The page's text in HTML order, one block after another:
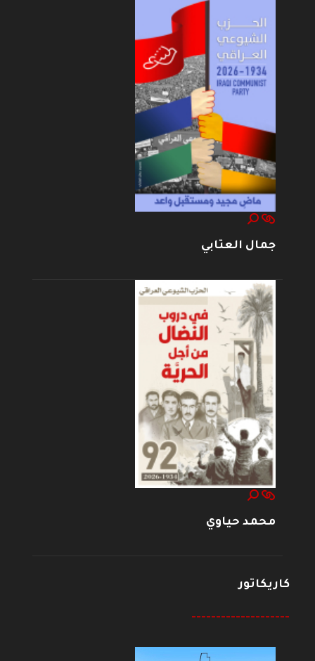
جمال العتابي
محمد حياوي
كاريكاتور
--------------------